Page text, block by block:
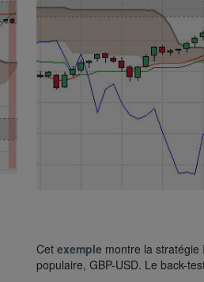
Cet exemple montre la stratégie
populaire, GBP-USD. Le back-